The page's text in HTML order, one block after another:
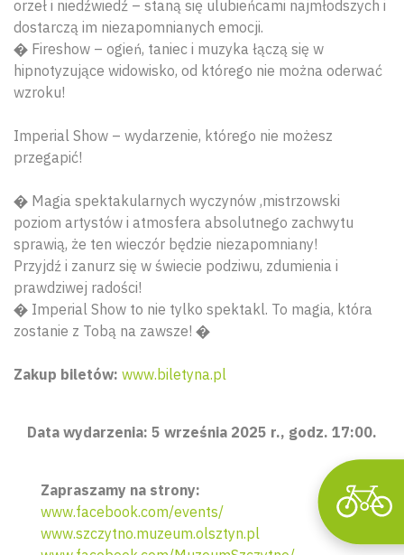
orzeł i niedźwiedź – staną się ulubieńcami najmłodszych i
dostarczą im niezapomnianych emocji.
� Fireshow – ogień, taniec i muzyka łączą się w
hipnotyzujące widowisko, od którego nie można oderwać
wzroku!
Imperial Show – wydarzenie, którego nie możesz
przegapić!
� Magia spektakularnych wyczynów ,mistrzowski
poziom artystów i atmosfera absolutnego zachwytu
sprawią, że ten wieczór będzie niezapomniany!
Przyjdź i zanurz się w świecie podziwu, zdumienia i
prawdziwej radości!
� Imperial Show to nie tylko spektakl. To magia, która
zostanie z Tobą na zawsze! �
Zakup biletów: www.biletyna.pl
Data wydarzenia: 5 września 2025 r., godz. 17:00.
Zapraszamy na strony:
www.facebook.com/events/
www.szczytno.muzeum.olsztyn.pl